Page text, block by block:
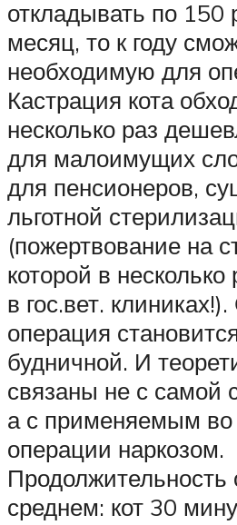
откладывать по 150
месяц, то к году
необходимую для
Кастрация кота
несколько раз
для малоимущих
для пенсионеров,
льготной
(пожертвование на
которой в
в гос.вет.
операция
будничной. И
связаны не с самой
а с применяемым
операции наркозом.
Продолжительность
среднем: кот 30